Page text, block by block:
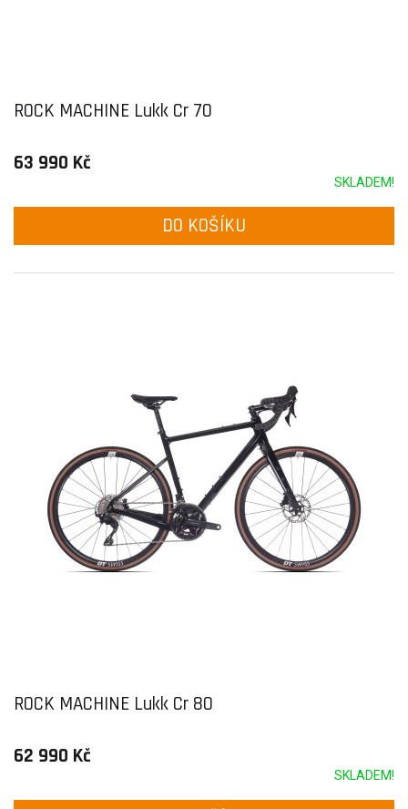
ROCK MACHINE Lukk Cr 70
63 990 Kč
SKLADEM!
DO KOŠÍKU
ROCK MACHINE Lukk Cr 80
62 990 Kč
SKLADEM!